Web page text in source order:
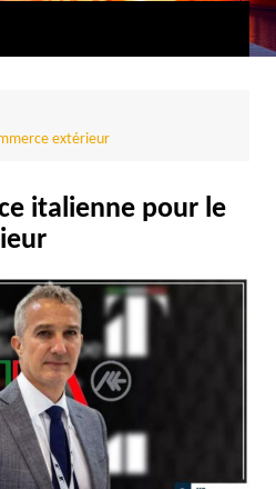
extérieur
italienne pour le